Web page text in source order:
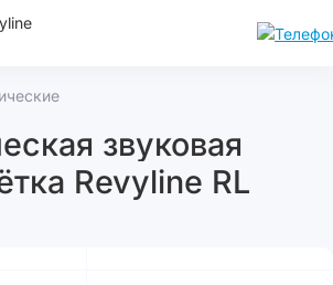
звуковая
Revyline RL